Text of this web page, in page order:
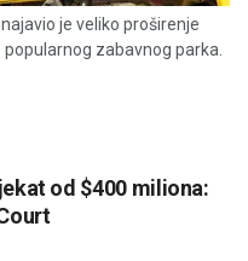
je veliko proširenje
zabavnog parka.
od $400 miliona: